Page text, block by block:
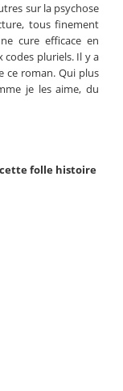
sur la psychose
tous finement
cure efficace en
codes pluriels. Il y a
ce roman. Qui plus
je les aime, du
cette folle histoire